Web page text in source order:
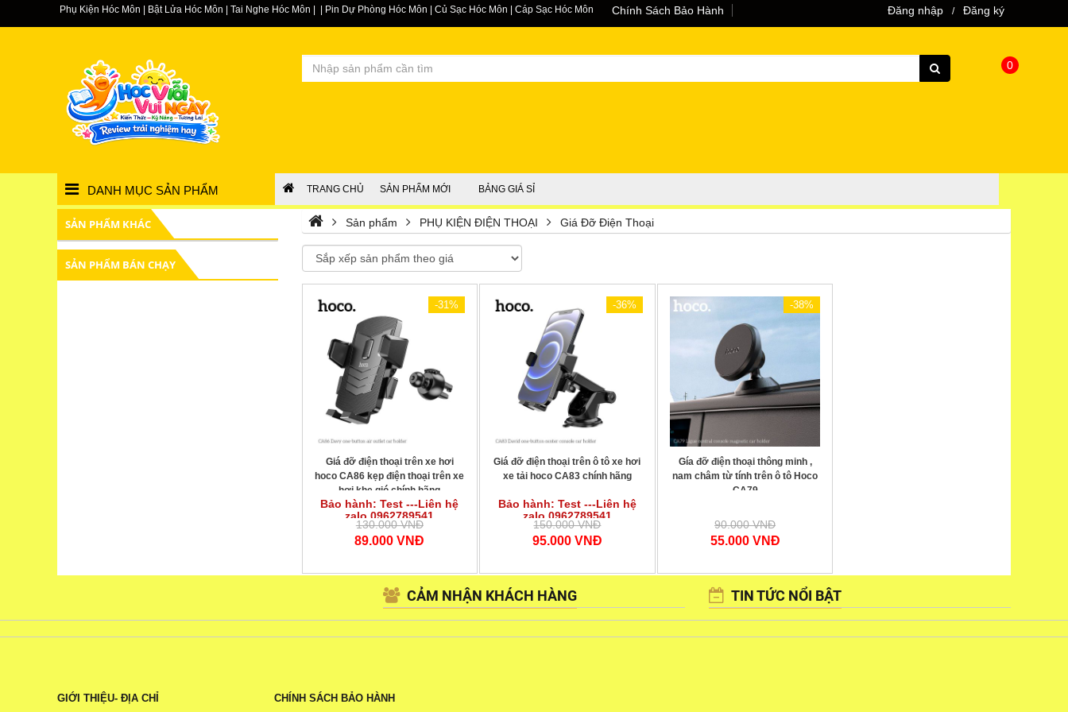
Phụ Kiện Hóc Môn | Bật Lửa Hóc Môn | Tai Nghe Hóc Môn | | Pin Dự Phòng Hóc Môn | Củ Sạc Hóc Môn | Cáp Sạc Hóc Môn Chính Sách Bảo Hành Đăng nhập / Đăng ký
0
DANH MỤC SẢN PHẨM TRANG CHỦ SẢN PHẨM MỚI BẢNG GIÁ SỈ
SẢN PHẨM KHÁC
SẢN PHẨM BÁN CHẠY
Sản phẩm PHỤ KIỆN ĐIỆN THOẠI Giá Đỡ Điện Thoại
-31%
Giá đỡ điện thoại trên xe hơi
hoco CA86 kẹp điện thoại trên xe
hơi khe gió chính hãng
Bảo hành: Test ---Liên hệ
zalo 0962789541
130.000 VNĐ
89.000 VNĐ
-36%
Giá đỡ điện thoại trên ô tô xe hơi
xe tải hoco CA83 chính hãng
Bảo hành: Test ---Liên hệ
zalo 0962789541
150.000 VNĐ
95.000 VNĐ
-38%
Gía đỡ điện thoại thông minh ,
nam châm từ tính trên ô tô Hoco
CA79
90.000 VNĐ
55.000 VNĐ
CẢM NHẬN KHÁCH HÀNG TIN TỨC NỔI BẬT
GIỚI THIỆU- ĐỊA CHỈ CHÍNH SÁCH BẢO HÀNH